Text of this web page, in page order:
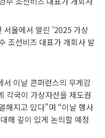
서울에서 열린 '2025 가상
조선비즈 대표가 개회사 발
이날 콘퍼런스의 무게감
각국이 가상자산을 제도권
해지고 있다”며 “이날 행사
해 깊이 있게 논의할 예정